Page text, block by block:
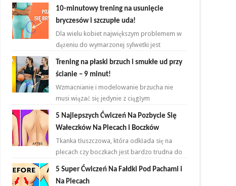
ćwiczeniami. ...
10-minutowy trening na usunięcie
bryczesów i szczupłe uda!
Dla wielu kobiet największym problemem w
dążeniu do wymarzonej sylwetki jest
tłuszczowej w okoli...
Trening na płaski brzuch i smukłe ud przy
ścianie – 9 minut!
Wzmacnianie i modelowanie brzucha nie
musi wiązać się jedynie z ciągłym
powtarzaniem brzuszków i deski na
przemian. Brzuch to nie jeden...
5 Najlepszych Ćwiczeń Na Pozbycie Się
Wałeczków Na Plecach i Boczków
Tkanka tłuszczowa, która odkłada się na
plecach czy boczkach jest bardzo trudna do
zlikwidowania. Połączenie odpowiednich
ćwiczeń oraz ...
5 Super Ćwiczeń Na Fałdki Pod Pachami i
Na Plecach